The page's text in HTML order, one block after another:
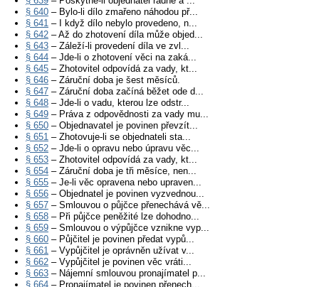
§ 640 – Bylo-li dílo zmařeno náhodou př...
§ 641 – I když dílo nebylo provedeno, n...
§ 642 – Až do zhotovení díla může objed...
§ 643 – Záleží-li provedení díla ve zvl...
§ 644 – Jde-li o zhotovení věci na zaká...
§ 645 – Zhotovitel odpovídá za vady, kt...
§ 646 – Záruční doba je šest měsíců.
§ 647 – Záruční doba začíná běžet ode d...
§ 648 – Jde-li o vadu, kterou lze odstr...
§ 649 – Práva z odpovědnosti za vady mu...
§ 650 – Objednavatel je povinen převzít...
§ 651 – Zhotovuje-li se objednateli sta...
§ 652 – Jde-li o opravu nebo úpravu věc...
§ 653 – Zhotovitel odpovídá za vady, kt...
§ 654 – Záruční doba je tři měsíce, nen...
§ 655 – Je-li věc opravena nebo upraven...
§ 656 – Objednatel je povinen vyzvednou...
§ 657 – Smlouvou o půjčce přenechává vě...
§ 658 – Při půjčce peněžité lze dohodno...
§ 659 – Smlouvou o výpůjčce vznikne vyp...
§ 660 – Půjčitel je povinen předat vypů...
§ 661 – Vypůjčitel je oprávněn užívat v...
§ 662 – Vypůjčitel je povinen věc vráti...
§ 663 – Nájemní smlouvou pronajímatel p...
§ 664 – Pronajímatel je povinen přenech...